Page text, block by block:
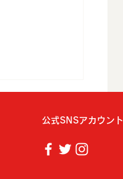
公式SNSアカウント